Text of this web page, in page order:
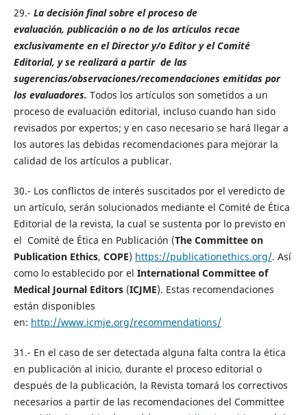
29.- La decisión final sobre el proceso de
evaluación, publicación o no de los artículos recae
exclusivamente en el Director y/o Editor y el Comité
Editorial, y se realizará a partir de las
sugerencias/observaciones/recomendaciones emitidas por
los evaluadores. Todos los artículos son sometidos a un
proceso de evaluación editorial, incluso cuando han sido
revisados por expertos; y en caso necesario se hará llegar a
los autores las debidas recomendaciones para mejorar la
calidad de los artículos a publicar.
30.- Los conflictos de interés suscitados por el veredicto de
un artículo, serán solucionados mediante el Comité de Ética
Editorial de la revista, la cual se sustenta por lo previsto en
el Comité de Ética en Publicación (The Committee on
Publication Ethics, COPE) https://publicationethics.org/. Así
como lo establecido por el International Committee of
Medical Journal Editors(ICJME). Estas recomendaciones
están disponibles
en: http://www.icmje.org/recommendations/
31.- En el caso de ser detectada alguna falta contra la ética
en publicación al inicio, durante el proceso editorial o
después de la publicación, la Revista tomará los correctivos
necesarios a partir de las recomendaciones del Committee